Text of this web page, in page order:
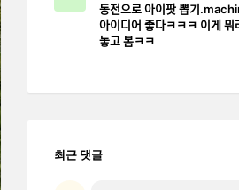
동전으로 아이팟
아이디어 좋다ㅋㅋㅋ 이게
놓고 봄ㅋㅋ
최근 댓글